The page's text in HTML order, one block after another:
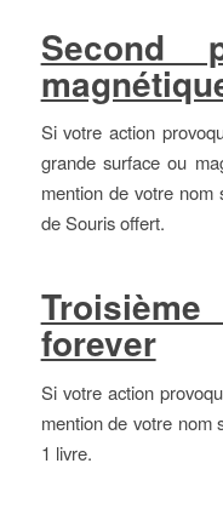
Second
Si votre action
grande surface ou
mention de votre
de Souris offert.
forever
Si votre action
mention de votre nom
1 livre.